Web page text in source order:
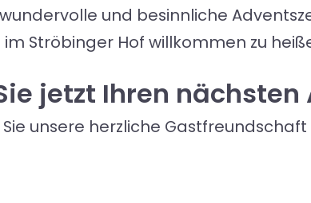
und besinnliche
im Ströbinger Hof willkommen zu
jetzt Ihren
unsere herzliche Gastfreundschaft